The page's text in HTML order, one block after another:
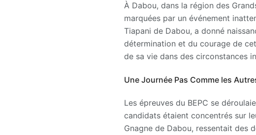
À Dabou, dans la région des
marquées par un événement
Tiapani de Dabou, a donné
détermination et du courage de
de sa vie dans des circonstances
Une Journée Pas Comme les
Les épreuves du BEPC se
candidats étaient concentrés sur
Gnagne de Dabou, ressentait des